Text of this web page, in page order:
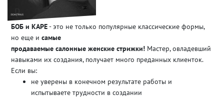
БОБ и КАРЕ- это не только популярные классические формы,
но еще и самые
продаваемые салонные женские стрижки! Мастер, овладевший
навыками их создания, получает много преданных клиенток.
Если вы:
не уверены в конечном результате работы и
испытываете трудности в создании